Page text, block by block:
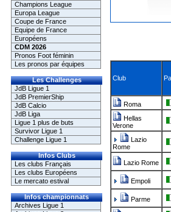
Champions League
Europa League
Coupe de France
Equipe de France
Européens
CDM 2026
Pronos Foot féminin
Les pronos par équipes
Les Challenges
JdB Ligue 1
JdB PremierShip
JdB Calcio
JdB Liga
Ligue 1 plus de buts
Survivor Ligue 1
Challenge Ligue 1
Infos Clubs
Les clubs Français
Les clubs Européens
Le mercato estival
Infos championnats
Archives Ligue 1
Club
Roma
Hellas
Verone
Lazio
Rome
Lazio Rome
Empoli
Parme